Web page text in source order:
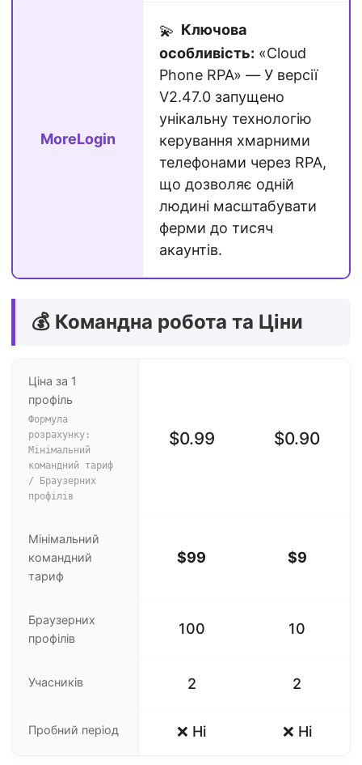
MoreLogin
💫 Ключова
особливість: «Cloud
Phone RPA» — У версії
V2.47.0 запущено
унікальну технологію
керування хмарними
телефонами через RPA,
що дозволяє одній
людині масштабувати
ферми до тисяч
акаунтів.
💰 Командна робота та Ціни
Ціна за 1
профіль
Формула
розрахунку:
Мінімальний
командний тариф
/ Браузерних
профілів
$0.99 $0.90
Мінімальний
командний
тариф
$99 $9
Браузерних
профілів
100 10
Учасників 2 2
Пробний період ❌ Ні ❌ Ні